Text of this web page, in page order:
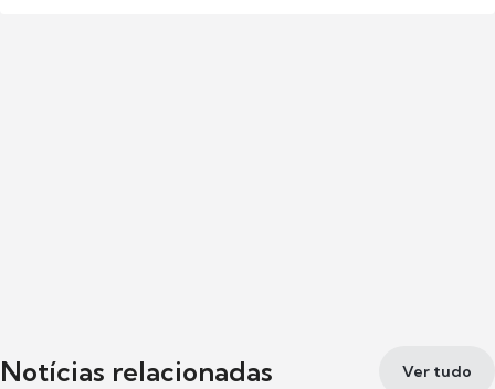
Notícias relacionadas Ver tudo